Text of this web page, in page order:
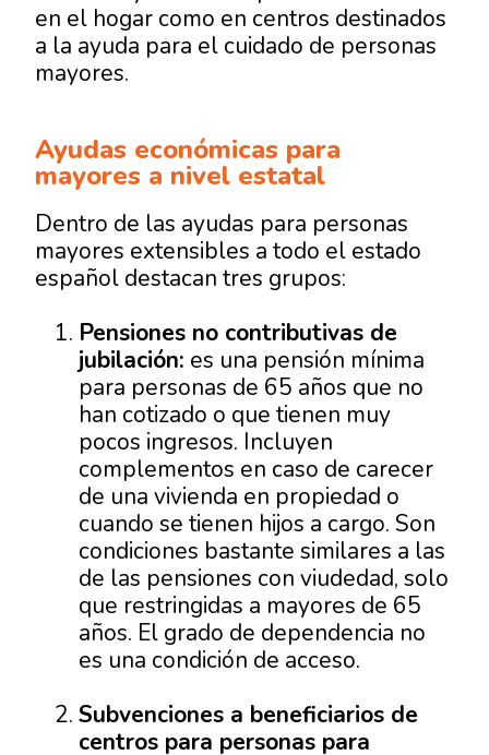
en el hogar como en centros destinados
a la ayuda para el cuidado de personas
mayores.
Ayudas económicas para
mayores a nivel estatal
Dentro de las ayudas para personas
mayores extensibles a todo el estado
español destacan tres grupos:
Pensiones no contributivas de
jubilación: es una pensión mínima
para personas de 65 años que no
han cotizado o que tienen muy
pocos ingresos. Incluyen
complementos en caso de carecer
de una vivienda en propiedad o
cuando se tienen hijos a cargo. Son
condiciones bastante similares a las
de las pensiones con viudedad, solo
que restringidas a mayores de 65
años. El grado de dependencia no
es una condición de acceso.
Subvenciones a beneficiarios de
centros para personas para